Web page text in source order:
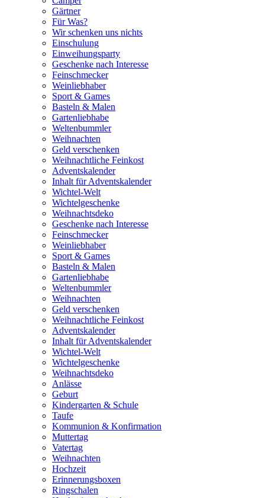
Gärtner
Für Was?
Wir schenken uns nichts
Einschulung
Einweihungsparty
Geschenke nach Interesse
Feinschmecker
Weinliebhaber
Sport & Games
Basteln & Malen
Gartenliebhabe
Weltenbummler
Weihnachten
Geld verschenken
Weihnachtliche Feinkost
Adventskalender
Inhalt für Adventskalender
Wichtel-Welt
Wichtelgeschenke
Weihnachtsdeko
Geschenke nach Interesse
Feinschmecker
Weinliebhaber
Sport & Games
Basteln & Malen
Gartenliebhabe
Weltenbummler
Weihnachten
Geld verschenken
Weihnachtliche Feinkost
Adventskalender
Inhalt für Adventskalender
Wichtel-Welt
Wichtelgeschenke
Weihnachtsdeko
Anlässe
Geburt
Kindergarten & Schule
Taufe
Kommunion & Konfirmation
Muttertag
Vatertag
Weihnachten
Hochzeit
Erinnerungsboxen
Ringschalen